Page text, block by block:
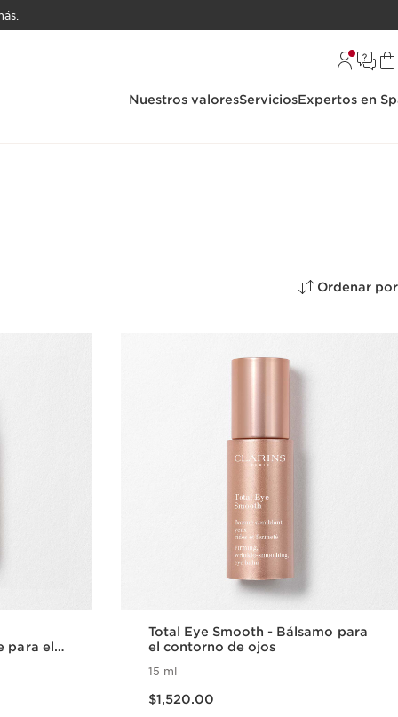
Nuestros valoresServiciosExpertos en
Ordenar por
para el
Total Eye Smooth - Bálsamo para
el contorno de ojos
15 ml
$1,520.00